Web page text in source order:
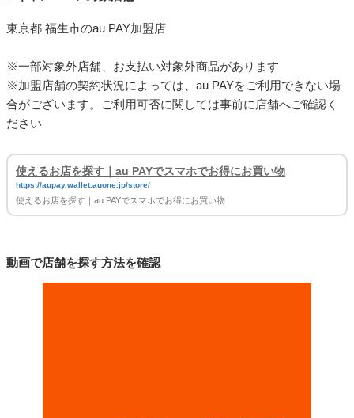
東京都 福生市のau PAY加盟店
※一部対象外店舗、お支払い対象外商品があります
※加盟店舗の契約状況によっては、au PAYをご利用できない場
合がございます。ご利用可否に関しては事前に店舗へご確認く
ださい
使えるお店を探す｜au PAYでスマホでお得にお買い物
https://aupay.wallet.auone.jp/store/
使えるお店を探す｜au PAYでスマホでお得にお買い物
動画で店舗を探す方法を確認